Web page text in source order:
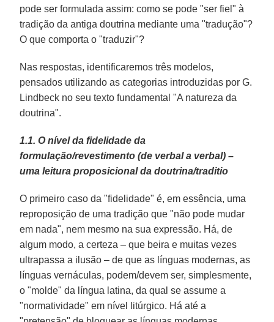
pode ser formulada assim: como se pode "ser fiel" à
tradição da antiga doutrina mediante uma "tradução"?
O que comporta o "traduzir"?
Nas respostas, identificaremos três modelos,
pensados utilizando as categorias introduzidas por G.
Lindbeck no seu texto fundamental "A natureza da
doutrina".
1.1. O nível da fidelidade da
formulação/revestimento (de verbal a verbal) –
uma leitura proposicional da doutrina/traditio
O primeiro caso da "fidelidade" é, em essência, uma
reproposição de uma tradição que "não pode mudar
em nada", nem mesmo na sua expressão. Há, de
algum modo, a certeza – que beira e muitas vezes
ultrapassa a ilusão – de que as línguas modernas, as
línguas vernáculas, podem/devem ser, simplesmente,
o "molde" da língua latina, da qual se assume a
"normatividade" em nível litúrgico. Há até a